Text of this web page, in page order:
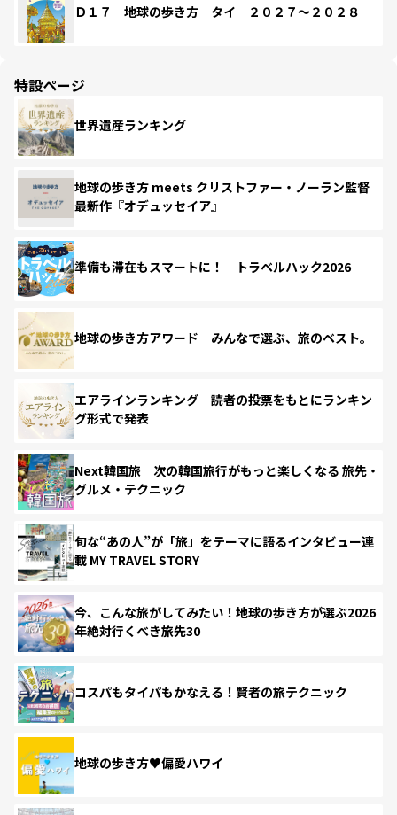
Ｄ１７ 地球の歩き方 タイ ２０２７～２０２８
特設ページ
世界遺産ランキング
地球の歩き方 meets クリストファー・ノーラン監督
最新作『オデュッセイア』
準備も滞在もスマートに！ トラベルハック2026
地球の歩き方アワード みんなで選ぶ、旅のベスト。
エアラインランキング 読者の投票をもとにランキン
グ形式で発表
Next韓国旅 次の韓国旅行がもっと楽しくなる 旅先・
グルメ・テクニック
旬な“あの人”が「旅」をテーマに語るインタビュー連
載 MY TRAVEL STORY
今、こんな旅がしてみたい！地球の歩き方が選ぶ2026
年絶対行くべき旅先30
コスパもタイパもかなえる！賢者の旅テクニック
地球の歩き方♥偏愛ハワイ